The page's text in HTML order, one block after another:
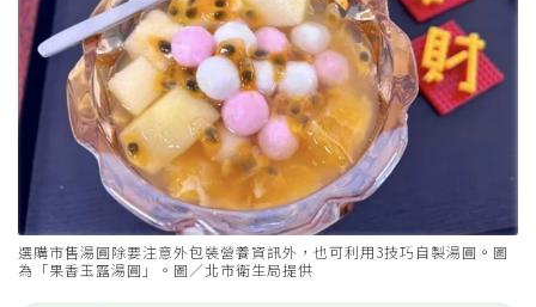
選購市售湯圓除要注意外包裝營養資訊外，也可利用3技巧自製湯圓。圖
為「果香玉露湯圓」。圖／北市衛生局提供